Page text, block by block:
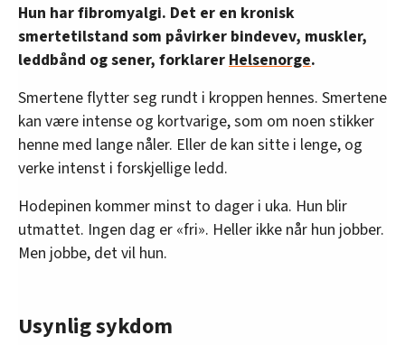
Hun har fibromyalgi. Det er en kronisk
smertetilstand som påvirker bindevev, muskler,
leddbånd og sener, forklarer Helsenorge.
Smertene flytter seg rundt i kroppen hennes. Smertene
kan være intense og kortvarige, som om noen stikker
henne med lange nåler. Eller de kan sitte i lenge, og
verke intenst i forskjellige ledd.
Hodepinen kommer minst to dager i uka. Hun blir
utmattet. Ingen dag er «fri». Heller ikke når hun jobber.
Men jobbe, det vil hun.
Usynlig sykdom